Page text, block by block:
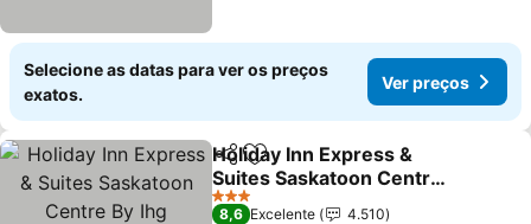
Selecione as datas para ver os preços
exatos.
Ver preços
PartilharAdicionar aos favoritos
Holiday Inn Express &
Suites Saskatoon Centre
By Ihg
Ver preços
3 Estrelas
8,6 Excelente
4.510